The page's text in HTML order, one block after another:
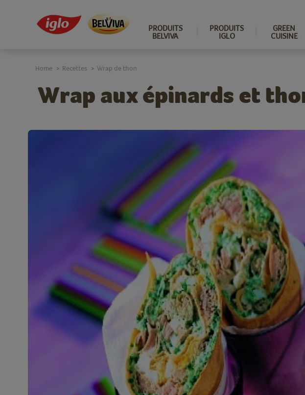
PRODUITS
BELVIVA
PRODUITS
IGLO
GREEN
CUISINE
Wrap aux épinards et
Home > Recettes > Wrap de thon